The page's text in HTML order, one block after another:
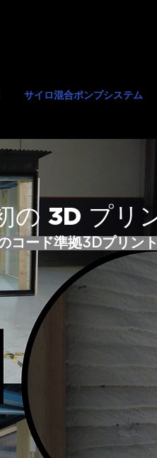
サイロ混合ポンプシステム
の 3D プリ
コード準拠3Dプリン